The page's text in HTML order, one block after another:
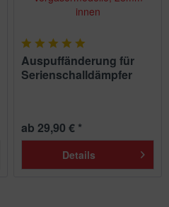
Auspuffänderung für
Serienschalldämpfer
ab 29,90 € *
Details